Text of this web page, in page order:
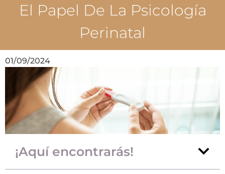
El Papel De La Psicología
Perinatal
01/09/2024
¡Aquí encontrarás!